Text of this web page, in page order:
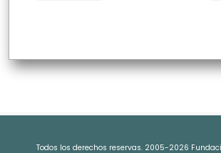
Todos los derechos reservas. 2005-2026